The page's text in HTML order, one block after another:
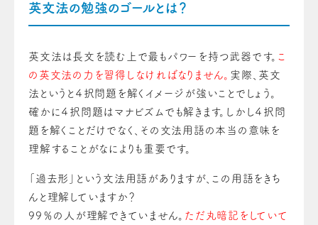
英文法の勉強のゴールとは？
英文法は長文を読む上で最もパワーを持つ武器です。 こ
の英文法の力を習得しなければなりません。 実際、英文
法というと４択問題を解くイメージが強いことでしょう。
確かに４択問題はマナビズムでも解きます。しかし４択問
題を解くことだけでなく、その文法用語の本当の意味を
理解することがなによりも重要です。
「過去形」という文法用語がありますが、この用語をきち
んと理解していますか？
99％の人が理解できていません。 ただ丸暗記をしていて